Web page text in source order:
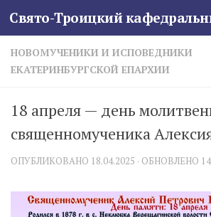
Skip to content
НОВОМУЧЕНИКИ И ИСПОВЕДНИКИ
ЕКАТЕРИНБУРГСКОЙ ЕПАРХИИ
18 апреля — день
священномученика
ОПУБЛИКОВАНО 18.04.2025 · ОБНОВЛЕНО